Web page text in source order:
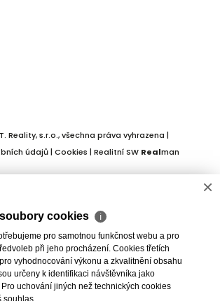
Reality, s.r.o., všechna práva vyhrazena |
údajů| Cookies | Realitní SW Realman
×
cookies ℹ
pro samotnou funkčnost webu a pro
při jeho procházení. Cookies třetích
vyhodnocování výkonu a zkvalitnění obsahu
určeny k identifikaci návštěvníka jako
uchování jiných než technických cookies
souhlas.